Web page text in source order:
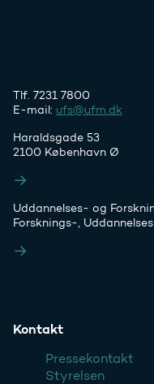
Tlf. 7231 7800
E-mail: ufs@ufm.dk
Haraldsgade 53
2100 København Ø
Uddannelses- og
Forsknings-,
Kontakt
Pressekontakt
Styrelsen